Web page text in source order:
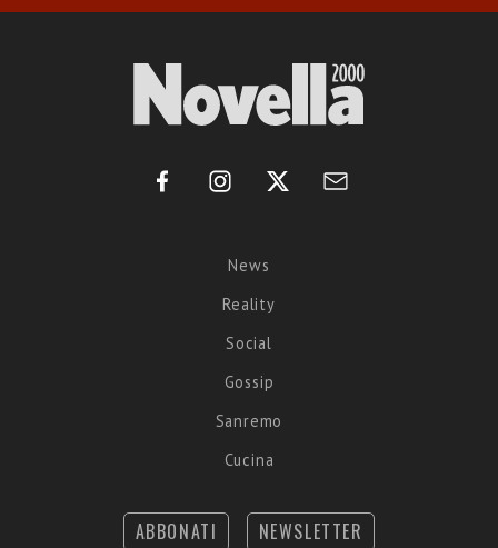
News
Reality
Social
Gossip
Sanremo
Cucina
ABBONATI NEWSLETTER